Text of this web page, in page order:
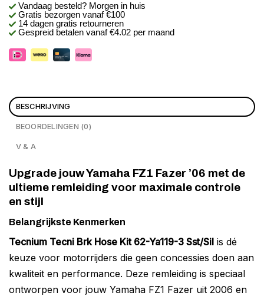
Vandaag besteld? Morgen in huis
Gratis bezorgen vanaf €100
14 dagen gratis retourneren
Gespreid betalen vanaf €4.02 per maand
BESCHRIJVING
BEOORDELINGEN (0)
V & A
Upgrade jouw Yamaha FZ1 Fazer ’06 met de
ultieme remleiding voor maximale controle
en stijl
Belangrijkste Kenmerken
Tecnium Tecni Brk Hose Kit 62-Ya119-3 Sst/Sil is dé
keuze voor motorrijders die geen concessies doen aan
kwaliteit en performance. Deze remleiding is speciaal
ontworpen voor jouw Yamaha FZ1 Fazer uit 2006 en